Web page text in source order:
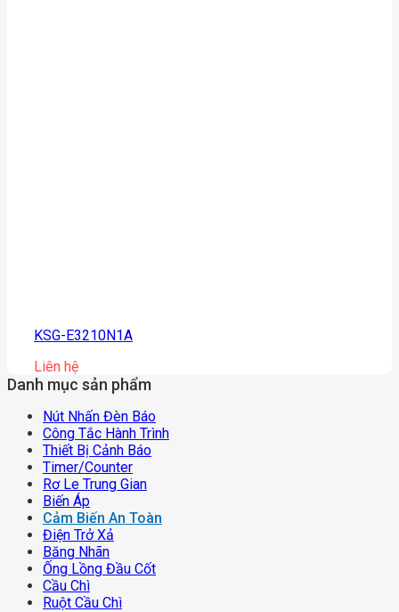
KSG-E3210N1A
Liên hệ
Danh mục sản phẩm
Nút Nhấn Đèn Báo
Công Tắc Hành Trình
Thiết Bị Cảnh Báo
Timer/counter
Rơ Le Trung Gian
Biến Áp
Cảm Biến An Toàn
Điện Trở Xả
Băng Nhãn
Ống Lồng Đầu Cốt
Cầu Chì
Ruột Cầu Chì